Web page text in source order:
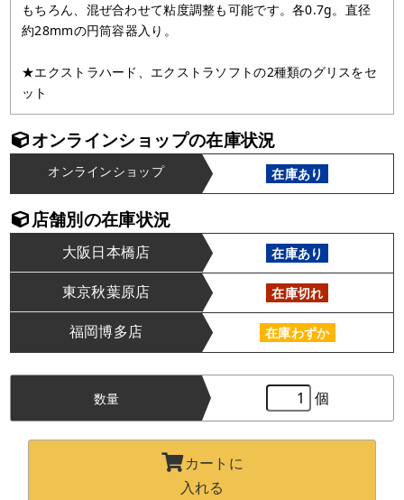
もちろん、混ぜ合わせて粘度調整も可能です。各0.7g。直径
約28mmの円筒容器入り。
★エクストラハード、エクストラソフトの2種類のグリスをセ
ット
オンラインショップの在庫状況
オンラインショップ 在庫あり
店舗別の在庫状況
大阪日本橋店 在庫あり
東京秋葉原店 在庫切れ
福岡博多店 在庫わずか
数量 個
カートに
入れる